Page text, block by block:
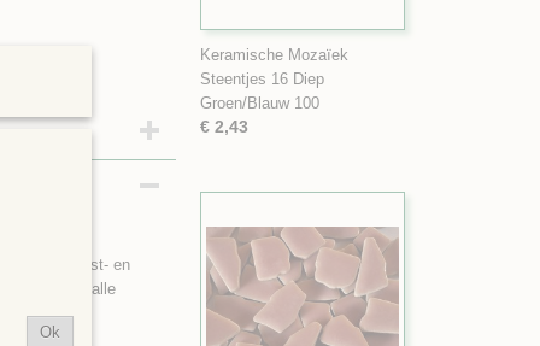
klei met vorst- en
en buiten in alle
Keramische Mozaïek
Steentjes 16 Diep
Groen/Blauw 100
€ 2,43
Ok